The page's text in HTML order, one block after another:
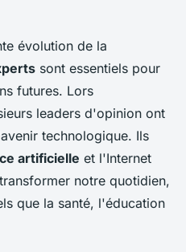
évolution de la
sont essentiels pour
futures. Lors
leaders d'opinion ont
technologique. Ils
artificielle et l'Internet
notre quotidien,
que la santé, l'éducation